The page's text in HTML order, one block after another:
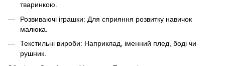
тваринкою.
Розвиваючі іграшки: Для сприяння розвитку навичок
малюка.
Текстильні вироби: Наприклад, іменний плед, боді чи
рушник.